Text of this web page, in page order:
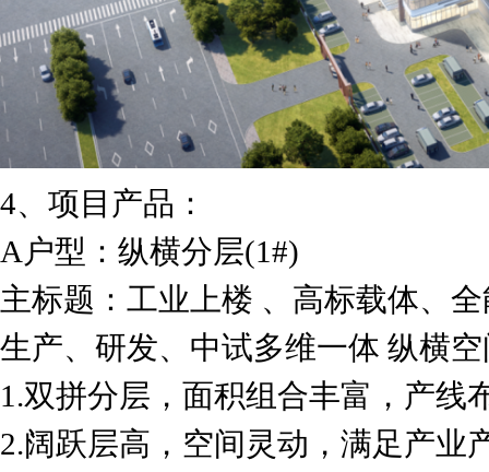
4、项目产品：
A户型：纵横分层(1#)
主标题：工业上楼 、高标载体、
生产、研发、中试多维一体 纵横
1.双拼分层，面积组合丰富，产线
2.阔跃层高，空间灵动，满足产业